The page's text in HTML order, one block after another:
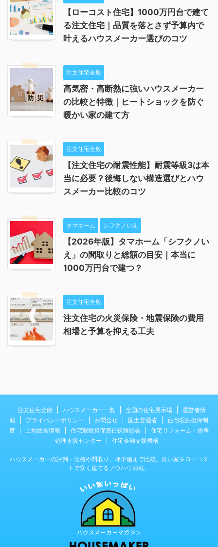
【ローコスト住宅】1000万円台で建て
る注文住宅｜品質を落とさず予算内で
叶えるハウスメーカー選びのコツ
注文住宅全般
高気密・高断熱に強いハウスメーカー
の比較と特徴｜ヒートショックを防ぐ
暖かい家の建て方
注文住宅全般
【注文住宅の耐震性能】耐震等級3は本
当に必要？後悔しない構造選びとハウ
スメーカー比較のコツ
タマホーム シフクノいえ
【2026年版】タマホーム「シフクノい
え」の間取りと総額の目安｜本当に
1000万円台で建つ？
注文住宅全般
注文住宅の火災保険・地震保険の費用
相場と予算を抑える工夫
注文住宅全般 ハウスメーカー一覧 全国の住宅展示場
運営者情
報
プライバシーポリシー お問合せ 国土交通省
住宅瑕疵担保制
度
土地総合情報 住宅瑕疵担保責任保険協会
住宅リフォーム・紛争
処理支援センター
住宅金融支援機構
ハウスメーカーの評判・価格や間取り、坪単価まで比較。良い家をローコス
トで安く建てるノウハウ満載。